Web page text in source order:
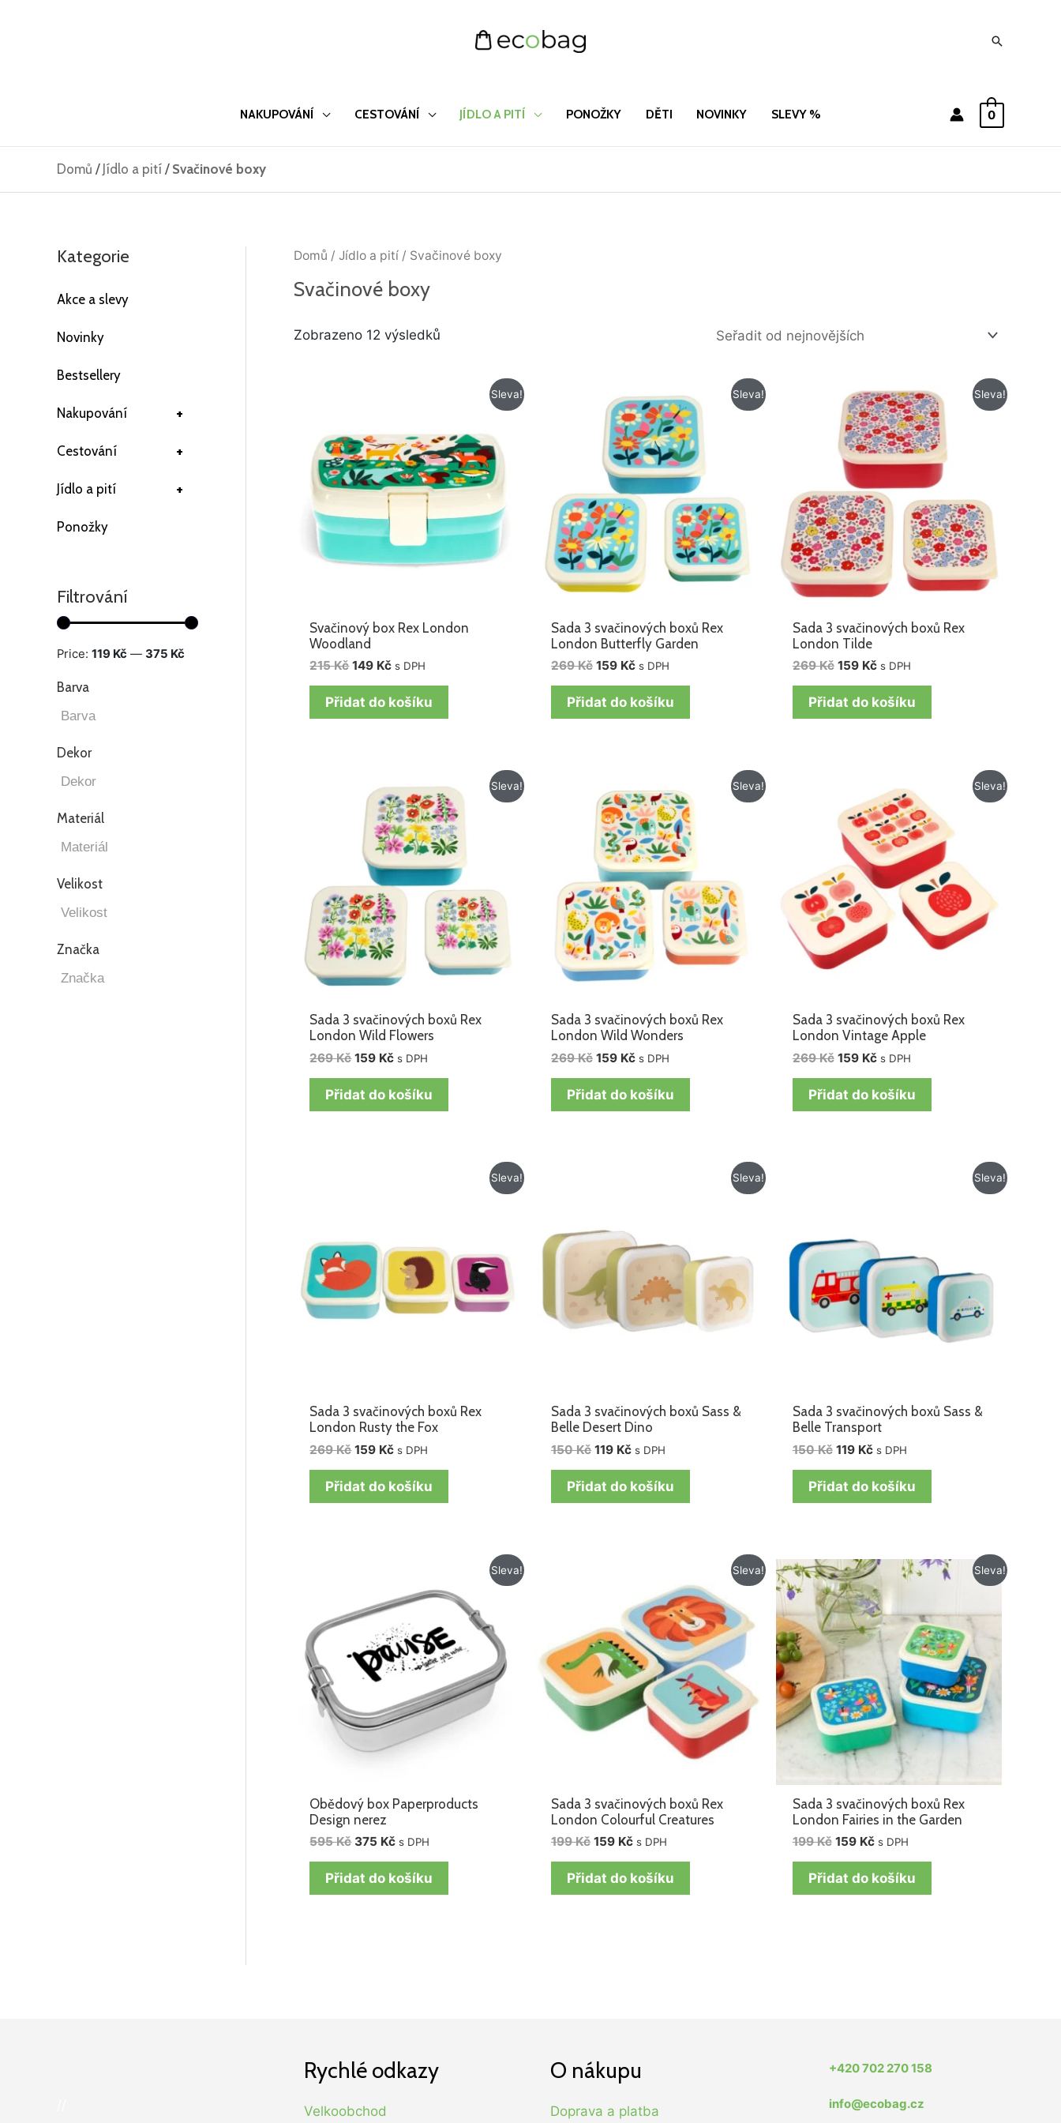
Hledat
NAKUPOVÁNÍ CESTOVÁNÍ JÍDLO A PITÍ PONOŽKY DĚTI NOVINKY SLEVY % 0
Domů / Jídlo a pití / Svačinové boxy
Kategorie
Akce a slevy
Novinky
Bestsellery
+
Nakupování
+
Cestování
+
Jídlo a pití
Ponožky
Filtrování
Price: 119 Kč — 375 Kč
Barva
Dekor
Materiál
Velikost
Značka
Domů / Jídlo a pití / Svačinové boxy
Svačinové boxy
Zobrazeno 12 výsledků
Seřazeno
Sleva!
Svačinový box Rex London
Woodland
215Kč
215 Kč.
149 Kč
149 Kč.
s DPH
Přidat do košíku
Sleva!
Sada 3 svačinových boxů Rex
London Butterfly Garden
269Kč
cena
byla:
269 Kč.
159 Kč
cena
je:
159 Kč.
s DPH
Přidat do košíku
Sleva!
Sada 3 svačinových boxů Rex
London Tilde
269Kč
Původní
cena
byla:
269 Kč.
159 Kč
Aktuální
cena
je:
159 Kč.
s DPH
Přidat do košíku
Sleva!
Sada 3 svačinových boxů Rex
London Wild Flowers
269Kč
cena
byla:
269 Kč.
159 Kč
cena
je:
159 Kč.
s DPH
Přidat do košíku
Sleva!
Sada 3 svačinových boxů Rex
London Wild Wonders
269Kč
cena
byla:
269 Kč.
159 Kč
cena
je:
159 Kč.
s DPH
Přidat do košíku
Sleva!
Sada 3 svačinových boxů Rex
London Vintage Apple
269Kč
byla:
269 Kč.
159 Kč
cena
je:
159 Kč.
s DPH
Přidat do košíku
Sleva!
Sada 3 svačinových boxů Rex
London Rusty the Fox
269Kč 159 Kč s DPH
Přidat do košíku
Sleva!
Sada 3 svačinových boxů Sass &
Belle Desert Dino
150Kč 119 Kč s DPH
Přidat do košíku
Sleva!
Sada 3 svačinových boxů Sass &
Belle Transport
150Kč 119 Kč s DPH
Přidat do košíku
Sleva!
Obědový box Paperproducts
Design nerez
595Kč
595 Kč.
375 Kč
je:
375 Kč.
s DPH
Přidat do košíku
Sleva!
Sada 3 svačinových boxů Rex
London Colourful Creatures
199Kč
199 Kč.
159 Kč
159 Kč.
s DPH
Přidat do košíku
Sleva!
Sada 3 svačinových boxů Rex
London Fairies in the Garden
199Kč
Původní
cena
byla:
199 Kč.
159 Kč
Aktuální
cena
je:
159 Kč.
s DPH
Přidat do košíku
Rychlé odkazy
Velkoobchod
O nákupu
Doprava a platba
+420 702 270 158
info@ecobag.cz